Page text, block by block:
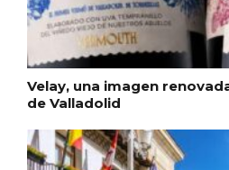
Velay, una imagen
de Valladolid
VII Feria del Vino de
el Vino y Yo’